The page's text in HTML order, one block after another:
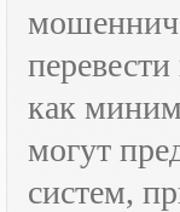
как
могут
систем,